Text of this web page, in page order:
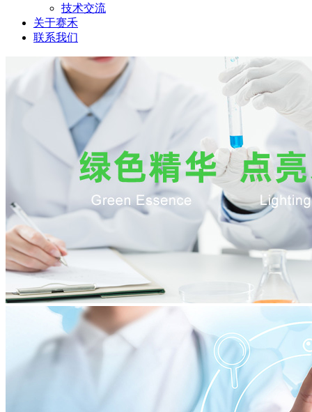
技术交流
关于赛禾
联系我们